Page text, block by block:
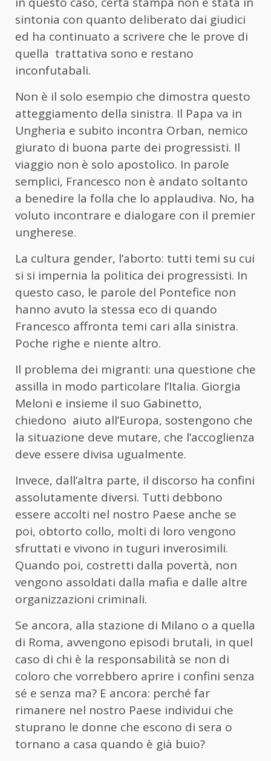
sintonia con quanto deliberato dai giudici
ed ha continuato a scrivere che le prove di
quella trattativa sono e restano
inconfutabali.
Non è il solo esempio che dimostra questo
atteggiamento della sinistra. Il Papa va in
Ungheria e subito incontra Orban, nemico
giurato di buona parte dei progressisti. Il
viaggio non è solo apostolico. In parole
semplici, Francesco non è andato soltanto
a benedire la folla che lo applaudiva. No, ha
voluto incontrare e dialogare con il premier
ungherese.
La cultura gender, l’aborto: tutti temi su cui
si si impernia la politica dei progressisti. In
questo caso, le parole del Pontefice non
hanno avuto la stessa eco di quando
Francesco affronta temi cari alla sinistra.
Poche righe e niente altro.
Il problema dei migranti: una questione che
assilla in modo particolare l’Italia. Giorgia
Meloni e insieme il suo Gabinetto,
chiedono aiuto all’Europa, sostengono che
la situazione deve mutare, che l’accoglienza
deve essere divisa ugualmente.
Invece, dall’altra parte, il discorso ha confini
assolutamente diversi. Tutti debbono
essere accolti nel nostro Paese anche se
poi, obtorto collo, molti di loro vengono
sfruttati e vivono in tuguri inverosimili.
Quando poi, costretti dalla povertà, non
vengono assoldati dalla mafia e dalle altre
organizzazioni criminali.
Se ancora, alla stazione di Milano o a quella
di Roma, avvengono episodi brutali, in quel
caso di chi è la responsabilità se non di
coloro che vorrebbero aprire i confini senza
sé e senza ma? E ancora: perché far
rimanere nel nostro Paese individui che
stuprano le donne che escono di sera o
tornano a casa quando è già buio?